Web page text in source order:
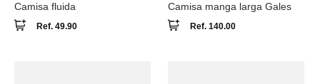
Camisa fluida
Ref. 49.90
Camisa manga larga Gales
Ref. 140.00